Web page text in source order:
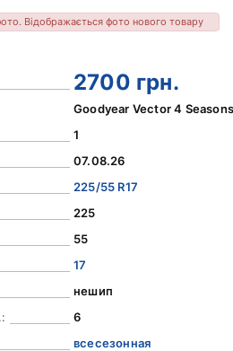
Відображається фото нового товару
2700 грн.
Goodyear Vector 4
1
07.08.26
225/55 R17
225
55
17
нешип
6
всесезонная